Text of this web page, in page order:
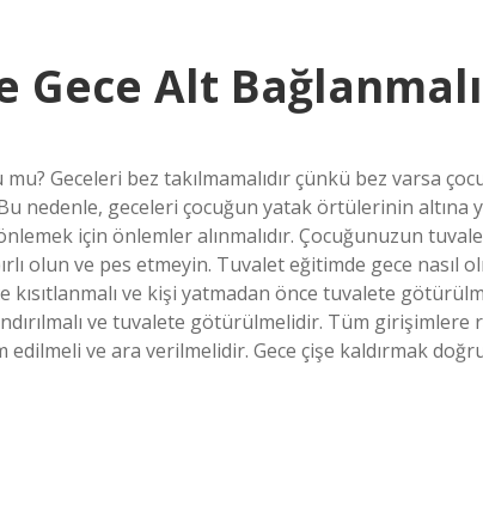
Alt Bağlanmalı
Geceleri bez takılmamalıdır çünkü bez varsa
nedenle, geceleri çocuğun yatak örtülerinin altına
için önlemler alınmalıdır. Çocuğunuzun
olun ve pes etmeyin. Tuvalet eğitimde gece nasıl
kısıtlanmalı ve kişi yatmadan önce tuvalete
ve tuvalete götürülmelidir. Tüm girişimlere
ve ara verilmelidir. Gece çişe kaldırmak